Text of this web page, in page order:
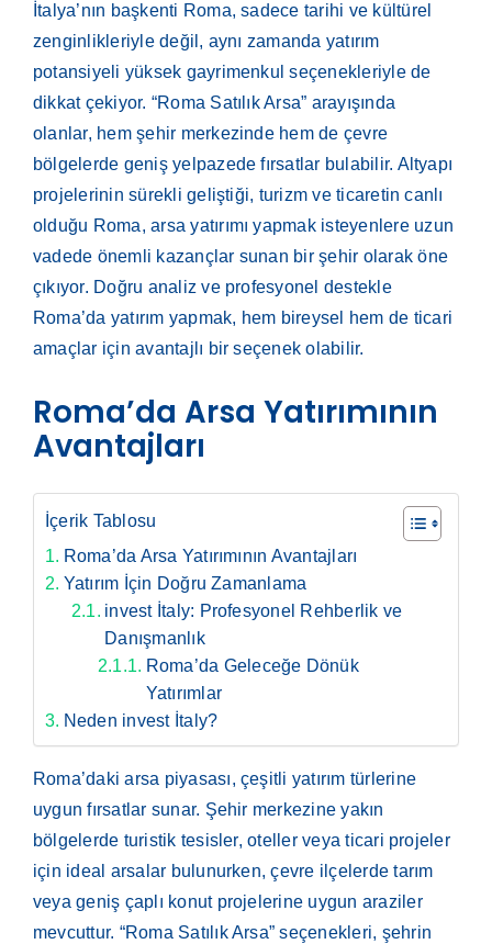
İtalya’nın başkenti Roma, sadece tarihi ve kültürel
zenginlikleriyle değil, aynı zamanda yatırım
potansiyeli yüksek gayrimenkul seçenekleriyle de
dikkat çekiyor. “Roma Satılık Arsa” arayışında
olanlar, hem şehir merkezinde hem de çevre
bölgelerde geniş yelpazede fırsatlar bulabilir. Altyapı
projelerinin sürekli geliştiği, turizm ve ticaretin canlı
olduğu Roma, arsa yatırımı yapmak isteyenlere uzun
vadede önemli kazançlar sunan bir şehir olarak öne
çıkıyor. Doğru analiz ve profesyonel destekle
Roma’da yatırım yapmak, hem bireysel hem de ticari
amaçlar için avantajlı bir seçenek olabilir.
Roma’da Arsa Yatırımının
Avantajları
İçerik Tablosu
Roma’da Arsa Yatırımının Avantajları
Yatırım İçin Doğru Zamanlama
invest İtaly: Profesyonel Rehberlik ve
Danışmanlık
Roma’da Geleceğe Dönük
Yatırımlar
Neden invest İtaly?
Roma’daki arsa piyasası, çeşitli yatırım türlerine
uygun fırsatlar sunar. Şehir merkezine yakın
bölgelerde turistik tesisler, oteller veya ticari projeler
için ideal arsalar bulunurken, çevre ilçelerde tarım
veya geniş çaplı konut projelerine uygun araziler
mevcuttur. “Roma Satılık Arsa” seçenekleri, şehrin